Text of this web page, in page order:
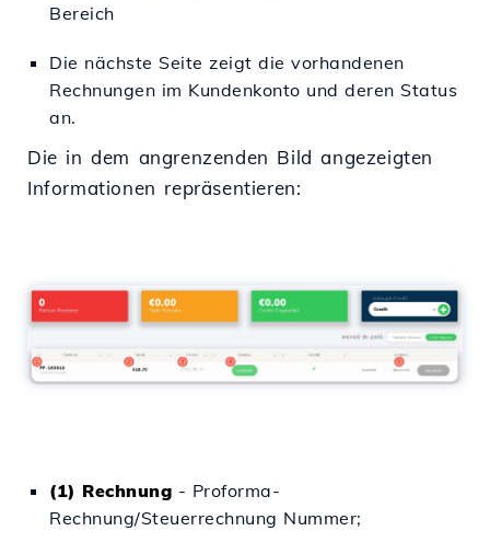
Bereich
Die nächste Seite zeigt die vorhandenen
Rechnungen im Kundenkonto und deren Status
an.
Die in dem angrenzenden Bild angezeigten
Informationen repräsentieren:
(1) Rechnung - Proforma-
Rechnung/Steuerrechnung Nummer;